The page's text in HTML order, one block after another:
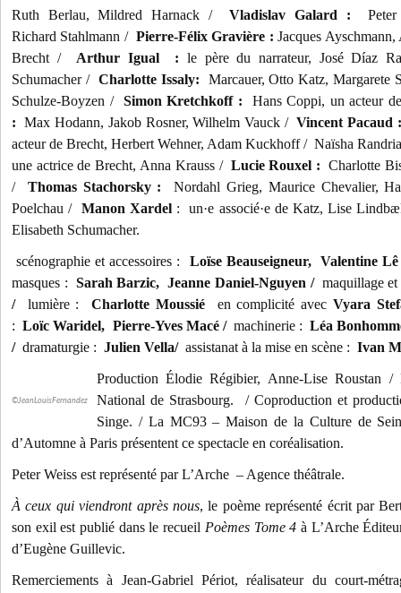
Ruth Berlau, Mildred Harnack /Vladislav Galard : Peter
Richard Stahlmann / Pierre-Félix Gravière :Jacques
Brecht / Arthur Igual : le père du narrateur, José Díaz
Schumacher / Charlotte Issaly:
Marcauer, Otto Katz, Margarete
Schulze-Boyzen / Simon Kretchkoff :
Hans Coppi, un acteur
: Max Hodann, Jakob Rosner, Wilhelm Vauck / Vincent Pacaud :
acteur de Brecht, Herbert Wehner, Adam Kuckhoff / Naïsha
une actrice de Brecht, Anna Krauss / Lucie Rouxel : Charlotte
/ Thomas Stachorsky :
Nordahl Grieg, Maurice Chevalier,
Poelchau / Manon Xardel: un·e associé·e de Katz, Lise
Elisabeth Schumacher.
scénographie et accessoires : Loïse Beauseigneur, Valentine Lê
masques : Sarah Barzic, Jeanne Daniel-Nguyen / maquillage
/
lumière : Charlotte Moussié en complicité avec Vyara
:Loïc Waridel, Pierre-Yves Macé / machinerie :Léa
/ dramaturgie : Julien Vella/ assistanat à la mise en scène : Ivan
©JeanLouisFernandez
Production Élodie Régibier, Anne-Lise Roustan
National de Strasbourg. / Coproduction et
Singe. / La MC93 – Maison de la Culture de
d’Automne à Paris présentent ce spectacle en coréalisation.
Peter Weiss est représenté par L’Arche – Agence théâtrale.
À ceux qui viendront après nous, le poème représenté écrit par
son exil est publié dans le recueil Poèmes Tome 4 à L’Arche
d’Eugène Guillevic.
Remerciements à Jean-Gabriel Périot, réalisateur du court-